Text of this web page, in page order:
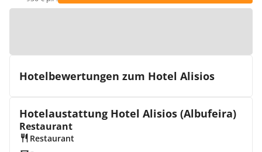
Hotelbewertungen zum Hotel Alisios
Hotelaustattung Hotel Alisios (Albufeira)
Restaurant
Restaurant